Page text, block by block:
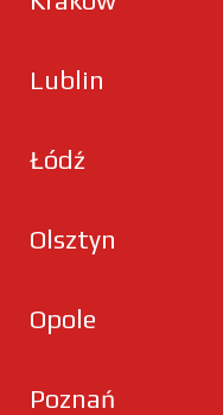
Lublin
Łódź
Olsztyn
Opole
Poznań